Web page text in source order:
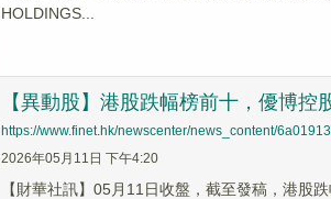
HOLDINGS...
【異動股】港股跌幅榜前十，優博
https://www.finet.hk/newscenter/news_content/
2026年05月11日 下午4:20
【財華社訊】05月11日收盤，截至發稿，港股